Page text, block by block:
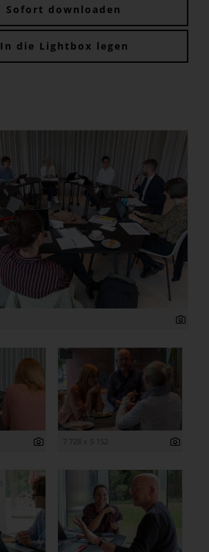
Sofort downloaden
In die Lightbox legen
7 728 x 5 152